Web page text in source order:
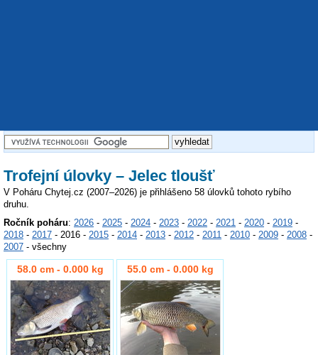
Trofejní úlovky – Jelec tloušť
V Poháru Chytej.cz (2007–2026) je přihlášeno 58 úlovků tohoto rybího
druhu.
Ročník poháru: 2026 - 2025 - 2024 - 2023 - 2022 - 2021 - 2020 - 2019 -
2018 - 2017 - 2016 - 2015 - 2014 - 2013 - 2012 - 2011 - 2010 - 2009 - 2008 -
2007 - všechny
58.0 cm - 0.000 kg 55.0 cm - 0.000 kg